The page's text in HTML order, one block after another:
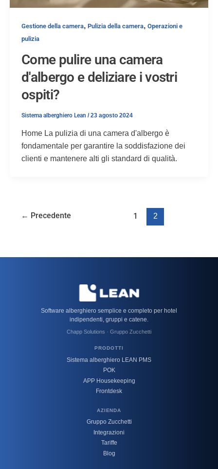
Gestione della camera, Pulizia della camera, Operazioni e
pulizia
Come pulire una camera
d'albergo e deliziare i vostri
ospiti?
Sistema alberghiero Lean /23 agosto 2024
Home La pulizia di una camera d'albergo è
fondamentale per garantire la soddisfazione dei
clienti e mantenere alti gli standard di qualità.
← Precedente 1 2
Software alberghiero semplice e completo per hotel
indipendenti, gruppi e catene.
Chapp Solutions · Gruppo Zucchetti
PRODOTTI
Sistema alberghiero LEAN PMS
POK
APP Housekeeping
Frontdesk
AZIENDA
Gruppo Zucchetti
Integrazioni
Tariffe
Blog